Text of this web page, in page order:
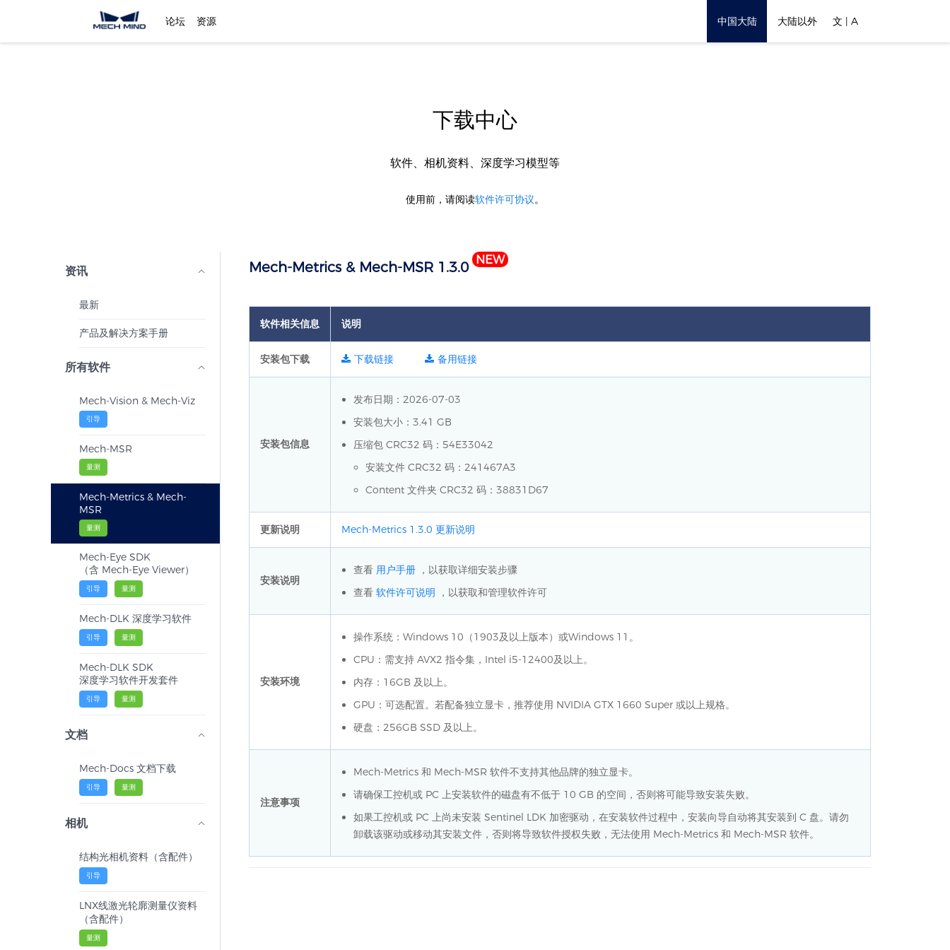
论坛 资源 中国大陆 大陆以外 文 | A
下载中心
软件、相机资料、深度学习模型等
使用前，请阅读软件许可协议。
资讯
最新
产品及解决方案手册
所有软件
Mech-Vision & Mech-Viz
引导
Mech-MSR
量测
Mech-Metrics & Mech-
MSR
量测
Mech-Eye SDK
（含 Mech-Eye Viewer）
引导 量测
Mech-DLK 深度学习软件
引导 量测
Mech-DLK SDK
深度学习软件开发套件
引导 量测
文档
Mech-Docs 文档下载
引导 量测
相机
结构光相机资料（含配件）
引导
LNX线激光轮廓测量仪资料
（含配件）
量测
Mech-Metrics & Mech-MSR 1.3.0 NEW
软件相关信息 说明
安装包下载 下载链接 备用链接
安装包信息
发布日期：2026-07-03
安装包大小：3.41 GB
压缩包 CRC32 码：54E33042
安装文件 CRC32 码：241467A3
Content 文件夹 CRC32 码：38831D67
更新说明 Mech-Metrics 1.3.0 更新说明
安装说明
查看 用户手册 ，以获取详细安装步骤
查看 软件许可说明 ，以获取和管理软件许可
安装环境
操作系统：Windows 10（1903及以上版本）或Windows 11。
CPU：需支持 AVX2 指令集，Intel i5-12400及以上。
内存：16GB 及以上。
GPU：可选配置。若配备独立显卡，推荐使用 NVIDIA GTX 1660 Super 或以上规格。
硬盘：256GB SSD 及以上。
注意事项
Mech-Metrics 和 Mech-MSR 软件不支持其他品牌的独立显卡。
请确保工控机或 PC 上安装软件的磁盘有不低于 10 GB 的空间，否则将可能导致安装失败。
如果工控机或 PC 上尚未安装 Sentinel LDK 加密驱动，在安装软件过程中，安装向导自动将其安装到 C 盘。请勿
卸载该驱动或移动其安装文件，否则将导致软件授权失败，无法使用 Mech-Metrics 和 Mech-MSR 软件。